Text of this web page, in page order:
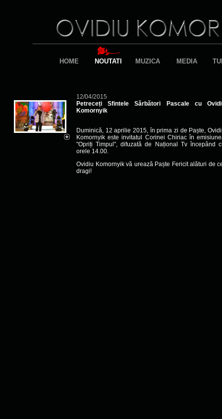
HOME NOUTATI MUZICA MEDIA
12/04/2015
Petreceți Sfintele Sărbători Pascale cu
Komornyik
Duminică, 12 aprilie 2015, în prima zi de Paște,
Komornyik este invitatul Corinei Chiriac în
"Opriți Timpul", difuzată de Național Tv începând
orele 14.00.
Ovidiu Komornyik vă urează Paște Fericit alături de
dragi!